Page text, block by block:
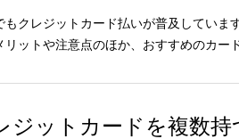
もクレジットカード払いが普及していま
リットや注意点のほか、おすすめのカー
ジットカードを複数